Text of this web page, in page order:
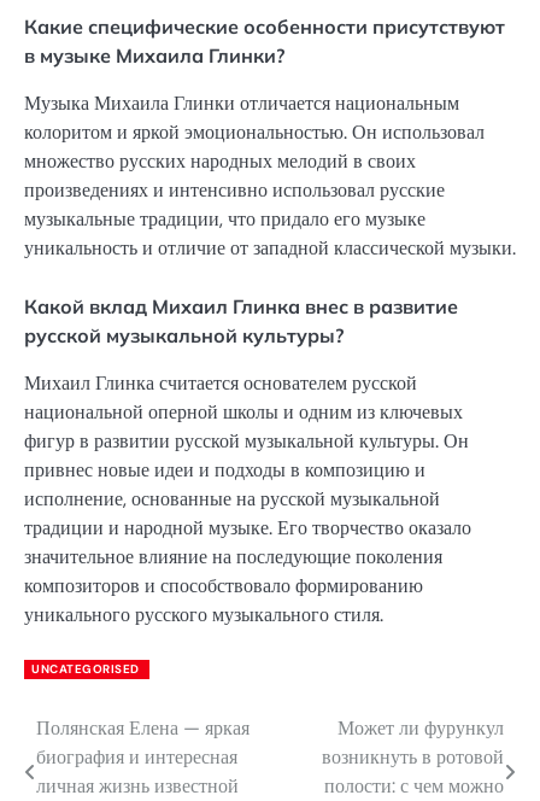
Какие специфические особенности присутствуют
в музыке Михаила Глинки?
Музыка Михаила Глинки отличается национальным
колоритом и яркой эмоциональностью. Он использовал
множество русских народных мелодий в своих
произведениях и интенсивно использовал русские
музыкальные традиции, что придало его музыке
уникальность и отличие от западной классической музыки.
Какой вклад Михаил Глинка внес в развитие
русской музыкальной культуры?
Михаил Глинка считается основателем русской
национальной оперной школы и одним из ключевых
фигур в развитии русской музыкальной культуры. Он
привнес новые идеи и подходы в композицию и
исполнение, основанные на русской музыкальной
традиции и народной музыке. Его творчество оказало
значительное влияние на последующие поколения
композиторов и способствовало формированию
уникального русского музыкального стиля.
UNCATEGORISED
Навигация
по
Полянская Елена — яркая
биография и интересная
личная жизнь известной
Может ли фурункул
возникнуть в ротовой
полости: с чем можно